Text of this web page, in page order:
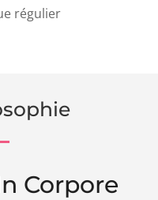
régulier
Corpore